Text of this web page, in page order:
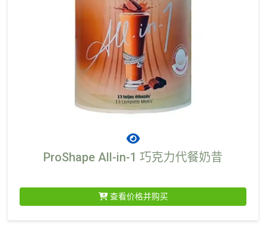
ProShape All-in-1 巧克力代餐奶昔
查看价格并购买